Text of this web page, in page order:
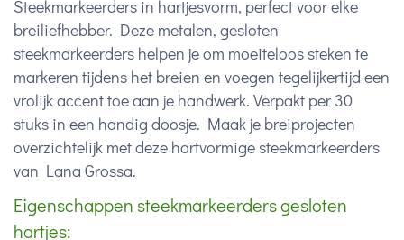
Steekmarkeerders in hartjesvorm, perfect voor elke
breiliefhebber. Deze metalen, gesloten
steekmarkeerders helpen je om moeiteloos steken te
markeren tijdens het breien en voegen tegelijkertijd een
vrolijk accent toe aan je handwerk. Verpakt per 30
stuks in een handig doosje. Maak je breiprojecten
overzichtelijk met deze hartvormige steekmarkeerders
van Lana Grossa.
Eigenschappen steekmarkeerders gesloten
hartjes: